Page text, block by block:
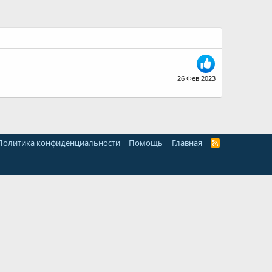
26 Фев 2023
конфиденциальности Помощь Главная
R